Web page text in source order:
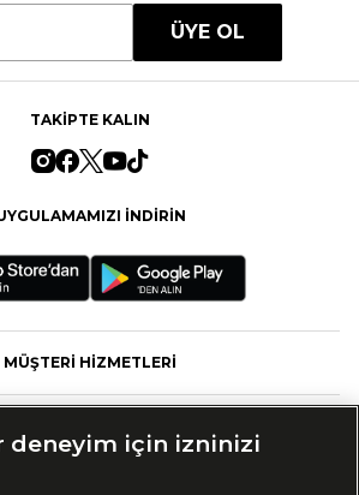
ÜYE OL
TAKİPTE KALIN
İNDİRİN
MÜŞTERİ HİZMETLERİ
deneyim için izninizi